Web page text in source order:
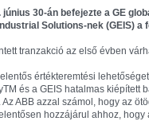
30-án befejezte a GE
Solutions-nek (GEIS) a
tranzakció az első évben
értékteremtési
és a GEIS hatalmas
ABB azzal számol, hogy az
hozzájárul ahhoz,